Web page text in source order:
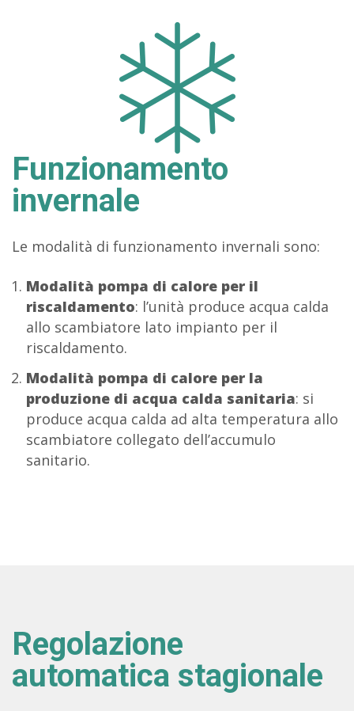
Funzionamento
invernale
Le modalità di funzionamento invernali sono:
Modalità pompa di calore per il
riscaldamento: l’unità produce acqua calda
allo scambiatore lato impianto per il
riscaldamento.
Modalità pompa di calore per la
produzione di acqua calda sanitaria: si
produce acqua calda ad alta temperatura allo
scambiatore collegato dell’accumulo
sanitario.
Regolazione
automatica stagionale